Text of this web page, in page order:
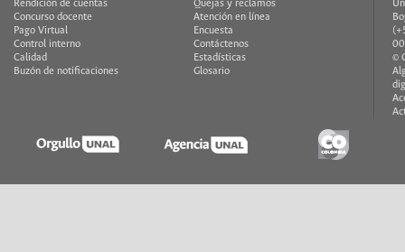
Rendición de cuentas
Concurso docente
Pago Virtual
Control interno
Calidad
Buzón de notificaciones
Quejas y reclamos
Atención en línea
Encuesta
Contáctenos
Estadísticas
Glosario
©